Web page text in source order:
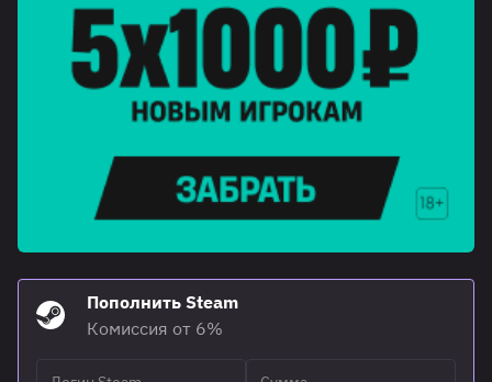
Пополнить Steam
Комиссия от 6%